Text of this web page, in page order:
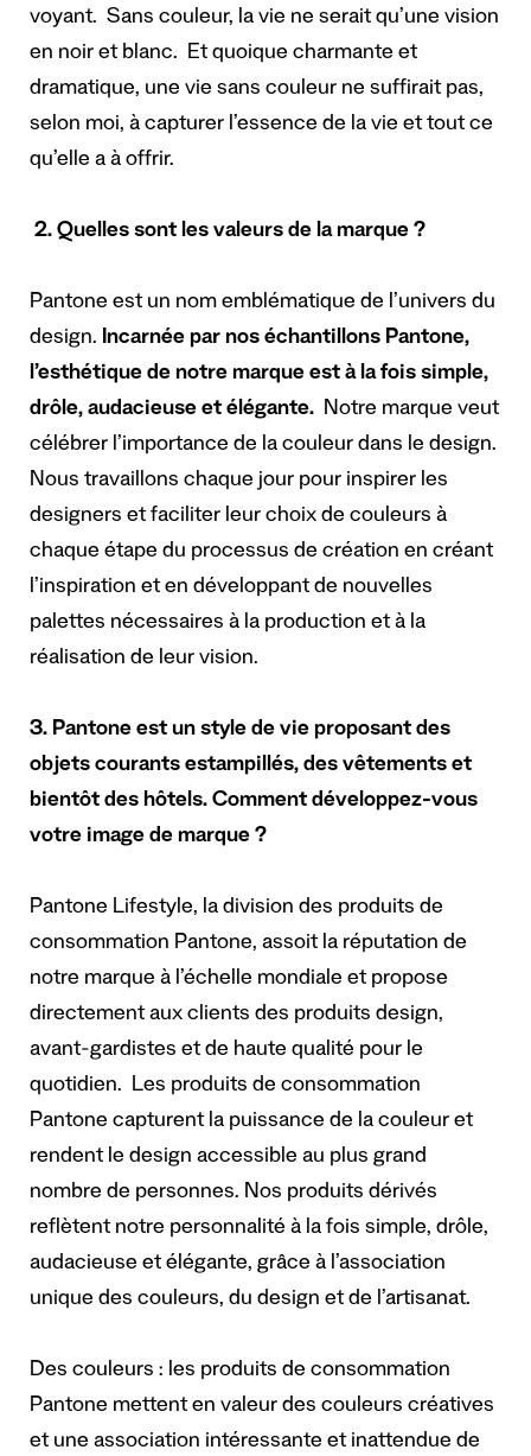
voyant. Sans couleur, la vie ne serait qu’une vision
en noir et blanc. Et quoique charmante et
dramatique, une vie sans couleur ne suffirait pas,
selon moi, à capturer l’essence de la vie et tout ce
qu’elle a à offrir.
2. Quelles sont les valeurs de la marque ?
Pantone est un nom emblématique de l’univers du
design. Incarnée par nos échantillons Pantone,
l’esthétique de notre marque est à la fois simple,
drôle, audacieuse et élégante. Notre marque veut
célébrer l’importance de la couleur dans le design.
Nous travaillons chaque jour pour inspirer les
designers et faciliter leur choix de couleurs à
chaque étape du processus de création en créant
l’inspiration et en développant de nouvelles
palettes nécessaires à la production et à la
réalisation de leur vision.
3. Pantone est un style de vie proposant des
objets courants estampillés, des vêtements et
bientôt des hôtels. Comment développez-vous
votre image de marque ?
Pantone Lifestyle, la division des produits de
consommation Pantone, assoit la réputation de
notre marque à l’échelle mondiale et propose
directement aux clients des produits design,
avant-gardistes et de haute qualité pour le
quotidien. Les produits de consommation
Pantone capturent la puissance de la couleur et
rendent le design accessible au plus grand
nombre de personnes. Nos produits dérivés
reflètent notre personnalité à la fois simple, drôle,
audacieuse et élégante, grâce à l’association
unique des couleurs, du design et de l’artisanat.
Des couleurs : les produits de consommation
Pantone mettent en valeur des couleurs créatives
et une association intéressante et inattendue de